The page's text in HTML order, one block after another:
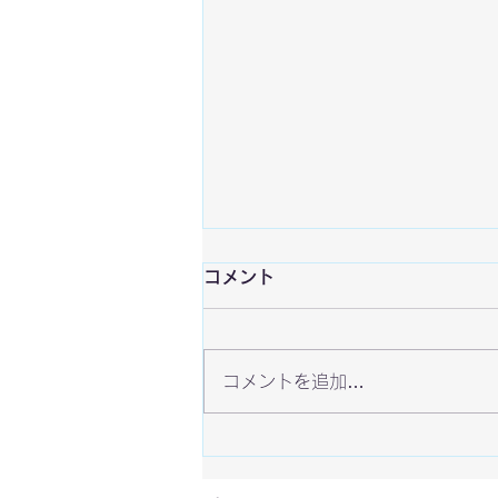
ラスベガスEVOに行ってきま
コメント
コメントを追加…